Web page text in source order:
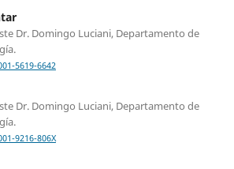
Dr. Domingo Luciani, Departamento de
5619-6642
Dr. Domingo Luciani, Departamento de
9216-806X